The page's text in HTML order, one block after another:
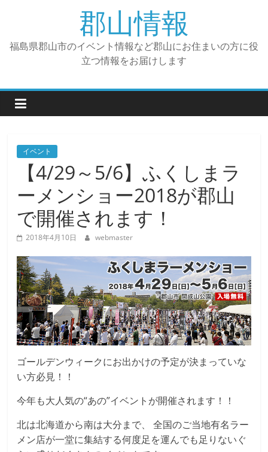
郡山情報
福島県郡山市のイベント情報など郡山にお住まいの方に役
立つ情報をお届けします
イベント
【4/29～5/6】ふくしまラ
ーメンショー2018が郡山
で開催されます！
2018年4月10日 webmaster
ゴールデンウィークにお出かけの予定が決まっていな
い方必見！！
今年も大人気の“あの”イベントが開催されます！！
北は北海道から南は大分まで、 全国のご当地有名ラー
メン店が一堂に集結する何度足を運んでも足りないぐ